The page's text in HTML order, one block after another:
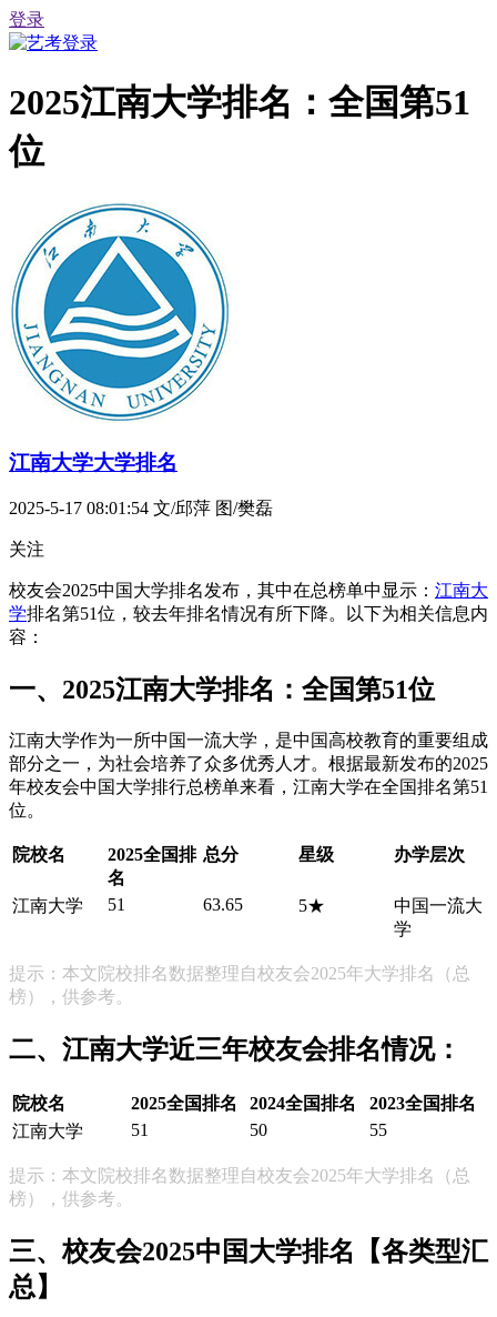
登录
2025江南大学排名：全国第51
位
江南大学大学排名
2025-5-17 08:01:54 文/邱萍 图/樊磊
关注
校友会2025中国大学排名发布，其中在总榜单中显示： 江南大
学排名第51位，较去年排名情况有所下降。以下为相关信息内
容：
一、2025江南大学排名：全国第51位
江南大学作为一所中国一流大学，是中国高校教育的重要组成
部分之一，为社会培养了众多优秀人才。根据最新发布的2025
年校友会中国大学排行总榜单来看，江南大学在全国排名第51
位。
院校名
2025全国排
名
总分 星级 办学层次
江南大学 51 63.65 5★
中国一流大
学
提示：本文院校排名数据整理自校友会2025年大学排名（总
榜），供参考。
二、江南大学近三年校友会排名情况：
院校名 2025全国排名 2024全国排名
2023全国排名
江南大学
51 50 55
提示：本文院校排名数据整理自校友会2025年大学排名（总
榜），供参考。
三、校友会2025中国大学排名【各类型汇
总】